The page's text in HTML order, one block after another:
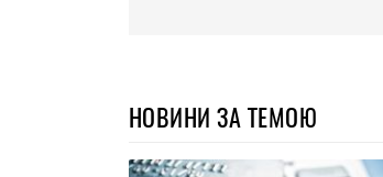
НОВИНИ ЗА ТЕМОЮ